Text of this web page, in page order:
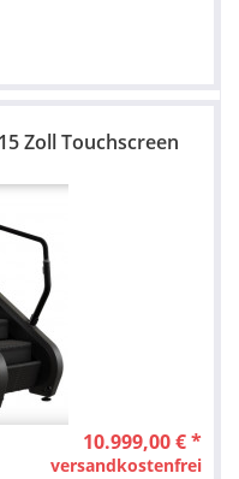
Zoll Touchscreen
10.999,00 € *
versandkostenfrei